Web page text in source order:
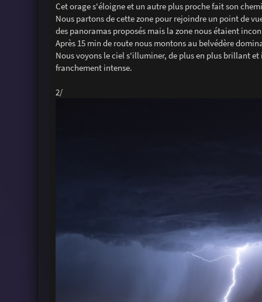
Cet orage s'éloigne et un autre plus proche fait son
Nous partons de cette zone pour rejoindre un point de
des panoramas proposés mais la zone nous étaient
Après 15 min de route nous montons au belvédère
Nous voyons le ciel s'illuminer, de plus en plus brillant
franchement intense.
2/